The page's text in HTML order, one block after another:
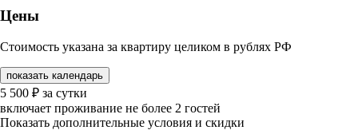
Цены
Стоимость указана за квартиру целиком в рублях РФ
показать календарь
5 500 ₽ за сутки
включает проживание не более 2 гостей
Показать дополнительные условия и скидки